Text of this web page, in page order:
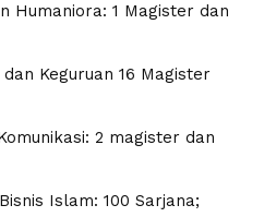
Humaniora: 1 Magister dan
Keguruan 16 Magister
2 magister dan
Islam: 100 Sarjana;